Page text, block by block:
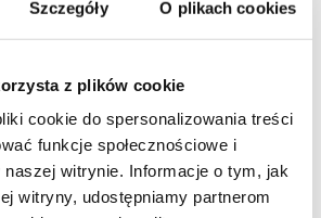
Szczegóły O plikach cookies
z plików cookie
cookie do spersonalizowania treści
funkcje społecznościowe i
witrynie. Informacje o tym, jak
witryny, udostępniamy partnerom
jest dozwolone, pod warunkiem
i komfortu pozostałych osób.